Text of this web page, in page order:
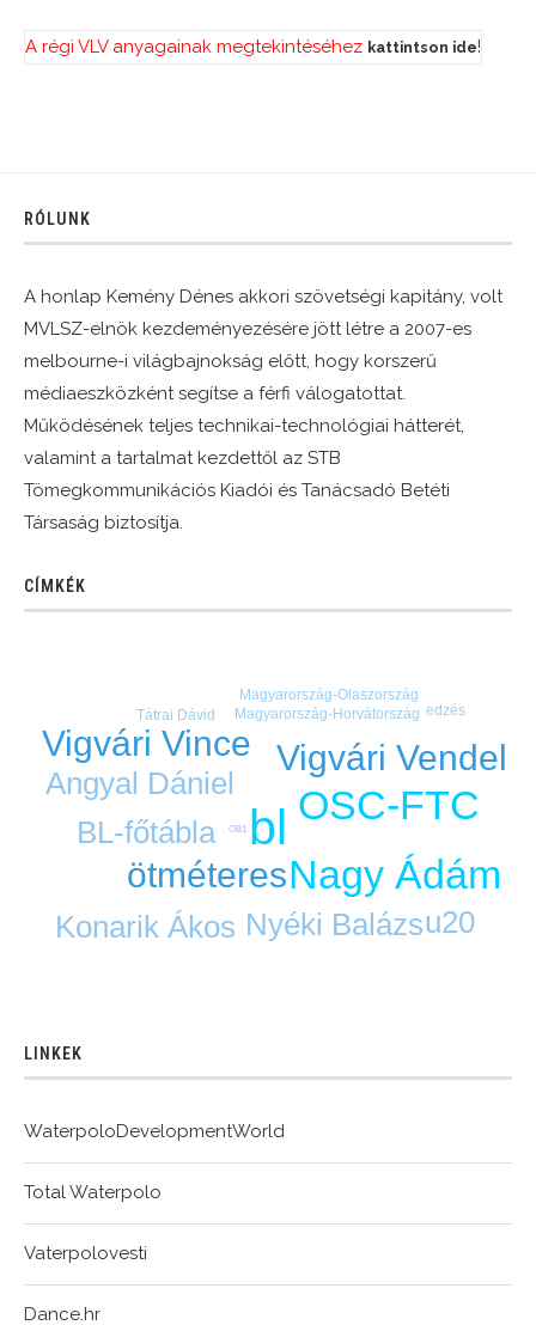
A régi VLV anyagainak megtekintéséhez kattintson ide!
RÓLUNK
A honlap Kemény Dénes akkori szövetségi kapitány, volt
MVLSZ-elnök kezdeményezésére jött létre a 2007-es
melbourne-i világbajnokság előtt, hogy korszerű
médiaeszközként segítse a férfi válogatottat.
Működésének teljes technikai-technológiai hátterét,
valamint a tartalmat kezdettől az STB
Tömegkommunikációs Kiadói és Tanácsadó Betéti
Társaság biztosítja.
CÍMKÉK
bl
Nagy Ádám
OSC-FTC
Vigvári Vendel
Vigvári Vince
ötméteres
Angyal Dániel
BL-főtábla
Konarik Ákos Nyéki Balázsu20
edzés
Magyarország-Horvátország
Magyarország-Olaszország
Tátrai Dávid
OB1
LINKEK
WaterpoloDevelopmentWorld
Total Waterpolo
Vaterpolovesti
Dance.hr